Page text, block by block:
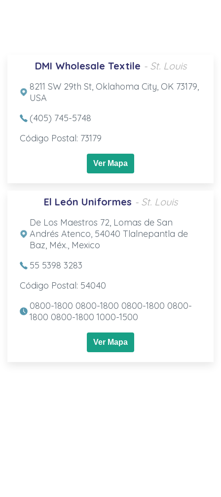
DMI Wholesale Textile - St. Louis
8211 SW 29th St, Oklahoma City, OK 73179,
USA
(405) 745-5748
Código Postal: 73179
Ver Mapa
El León Uniformes - St. Louis
De Los Maestros 72, Lomas de San
Andrés Atenco, 54040 Tlalnepantla de
Baz, Méx., Mexico
55 5398 3283
Código Postal: 54040
0800-1800 0800-1800 0800-1800 0800-
1800 0800-1800 1000-1500
Ver Mapa